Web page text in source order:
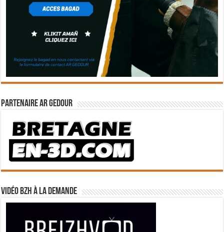
Partenaire Ar Gedour
Vidéo BZH à la demande